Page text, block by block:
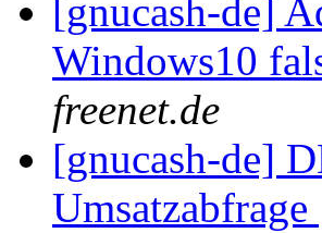
[gnucash-de]
Windows10
freenet.de
[gnucash-de]
Umsatzabfrage